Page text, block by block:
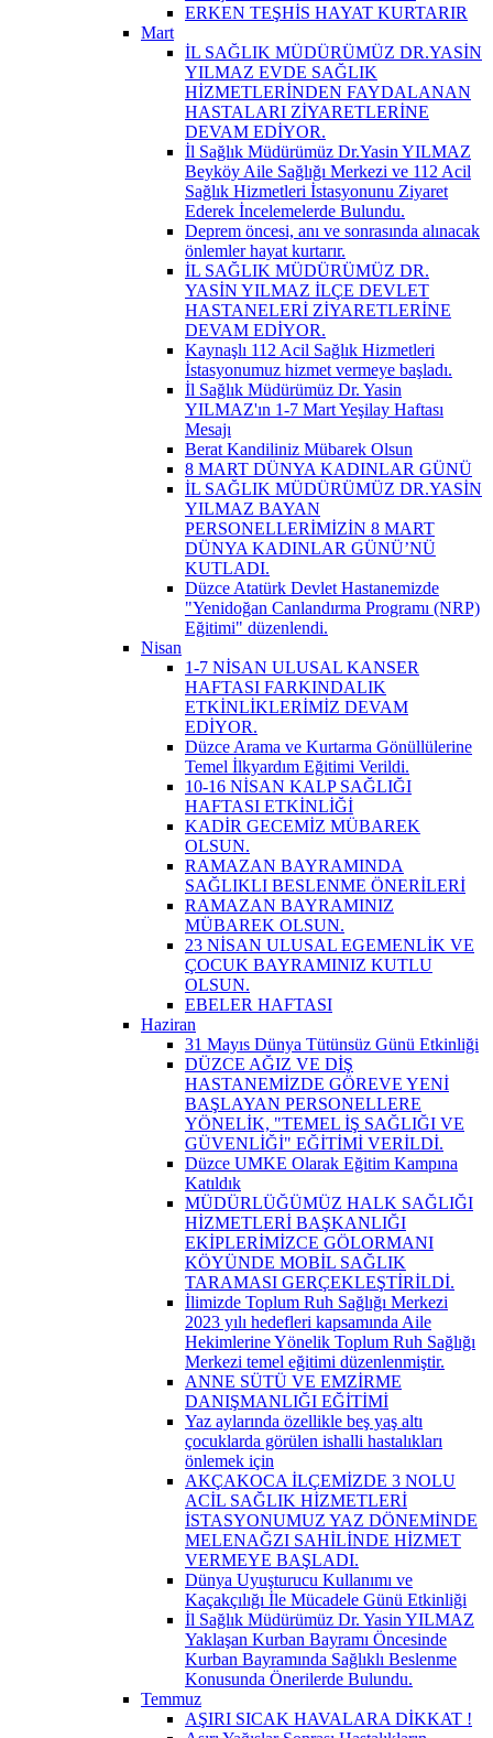
ERKEN TEŞHİS HAYAT KURTARIR
Mart
İL SAĞLIK MÜDÜRÜMÜZ DR.YASİN
YILMAZ EVDE SAĞLIK
HİZMETLERİNDEN FAYDALANAN
HASTALARI ZİYARETLERİNE
DEVAM EDİYOR.
İl Sağlık Müdürümüz Dr.Yasin YILMAZ
Beyköy Aile Sağlığı Merkezi ve 112 Acil
Sağlık Hizmetleri İstasyonunu Ziyaret
Ederek İncelemelerde Bulundu.
Deprem öncesi, anı ve sonrasında alınacak
önlemler hayat kurtarır.
İL SAĞLIK MÜDÜRÜMÜZ DR.
YASİN YILMAZ İLÇE DEVLET
HASTANELERİ ZİYARETLERİNE
DEVAM EDİYOR.
Kaynaşlı 112 Acil Sağlık Hizmetleri
İstasyonumuz hizmet vermeye başladı.
İl Sağlık Müdürümüz Dr. Yasin
YILMAZ'ın 1-7 Mart Yeşilay Haftası
Mesajı
Berat Kandiliniz Mübarek Olsun
8 MART DÜNYA KADINLAR GÜNÜ
İL SAĞLIK MÜDÜRÜMÜZ DR.YASİN
YILMAZ BAYAN
PERSONELLERİMİZİN 8 MART
DÜNYA KADINLAR GÜNÜ’NÜ
KUTLADI.
Düzce Atatürk Devlet Hastanemizde
"Yenidoğan Canlandırma Programı (NRP)
Eğitimi" düzenlendi.
Nisan
1-7 NİSAN ULUSAL KANSER
HAFTASI FARKINDALIK
ETKİNLİKLERİMİZ DEVAM
EDİYOR.
Düzce Arama ve Kurtarma Gönüllülerine
Temel İlkyardım Eğitimi Verildi.
10-16 NİSAN KALP SAĞLIĞI
HAFTASI ETKİNLİĞİ
KADİR GECEMİZ MÜBAREK
OLSUN.
RAMAZAN BAYRAMINDA
SAĞLIKLI BESLENME ÖNERİLERİ
RAMAZAN BAYRAMINIZ
MÜBAREK OLSUN.
23 NİSAN ULUSAL EGEMENLİK VE
ÇOCUK BAYRAMINIZ KUTLU
OLSUN.
EBELER HAFTASI
Haziran
31 Mayıs Dünya Tütünsüz Günü Etkinliği
DÜZCE AĞIZ VE DİŞ
HASTANEMİZDE GÖREVE YENİ
BAŞLAYAN PERSONELLERE
YÖNELİK, "TEMEL İŞ SAĞLIĞI VE
GÜVENLİĞİ" EĞİTİMİ VERİLDİ.
Düzce UMKE Olarak Eğitim Kampına
Katıldık
MÜDÜRLÜĞÜMÜZ HALK SAĞLIĞI
HİZMETLERİ BAŞKANLIĞI
EKİPLERİMİZCE GÖLORMANI
KÖYÜNDE MOBİL SAĞLIK
TARAMASI GERÇEKLEŞTİRİLDİ.
İlimizde Toplum Ruh Sağlığı Merkezi
2023 yılı hedefleri kapsamında Aile
Hekimlerine Yönelik Toplum Ruh Sağlığı
Merkezi temel eğitimi düzenlenmiştir.
ANNE SÜTÜ VE EMZİRME
DANIŞMANLIĞI EĞİTİMİ
Yaz aylarında özellikle beş yaş altı
çocuklarda görülen ishalli hastalıkları
önlemek için
AKÇAKOCA İLÇEMİZDE 3 NOLU
ACİL SAĞLIK HİZMETLERİ
İSTASYONUMUZ YAZ DÖNEMİNDE
MELENAĞZI SAHİLİNDE HİZMET
VERMEYE BAŞLADI.
Dünya Uyuşturucu Kullanımı ve
Kaçakçılığı İle Mücadele Günü Etkinliği
İl Sağlık Müdürümüz Dr. Yasin YILMAZ
Yaklaşan Kurban Bayramı Öncesinde
Kurban Bayramında Sağlıklı Beslenme
Konusunda Önerilerde Bulundu.
Temmuz
AŞIRI SICAK HAVALARA DİKKAT !